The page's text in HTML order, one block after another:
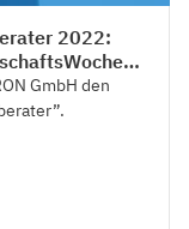
2022:
GmbH‍ den‍